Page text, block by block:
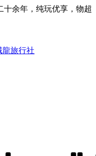
十余年，纯玩优享，物超
龍旅行社